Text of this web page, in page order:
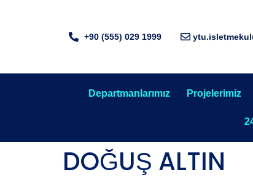
+90 (555) 029 1999
Departmanlarımız Projelerimiz
DOĞUŞ ALTIN